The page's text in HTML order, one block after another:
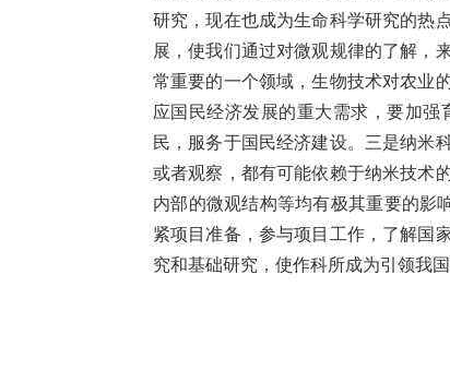
研究，现在也成为生命科学研究的热
展，使我们通过对微观规律的了解，
常重要的一个领域，生物技术对农业
应国民经济发展的重大需求，要加
民，服务于国民经济建设。三是纳米
或者观察，都有可能依赖于纳米技术
内部的微观结构等均有极其重要的影
紧项目准备，参与项目工作，了解国
究和基础研究，使作科所成为引领我